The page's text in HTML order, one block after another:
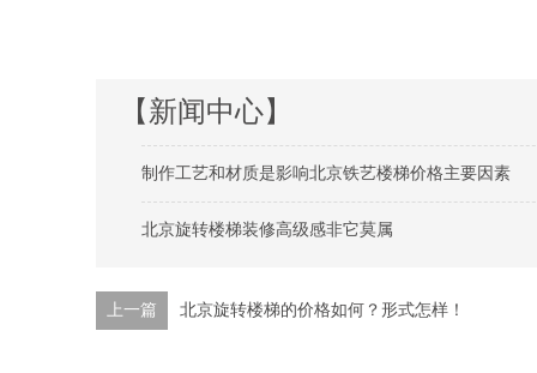
【新闻中心】
制作工艺和材质是影响北京铁艺楼梯价格主要因素
北京旋转楼梯装修高级感非它莫属
上一篇 北京旋转楼梯的价格如何？形式怎样！